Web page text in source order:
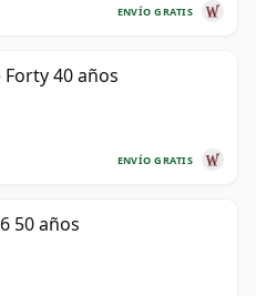
ENVÍO GRATIS
40 años
ENVÍO GRATIS
50 años